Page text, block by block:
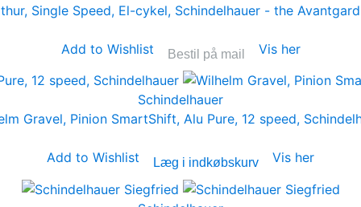
Single Speed, El-cykel, Schindelhauer - the
Add to Wishlist Bestil på mail Vis her
Schindelhauer
Gravel, Pinion SmartShift, Alu Pure, 12 speed,
Add to Wishlist Læg i indkøbskurv Vis her